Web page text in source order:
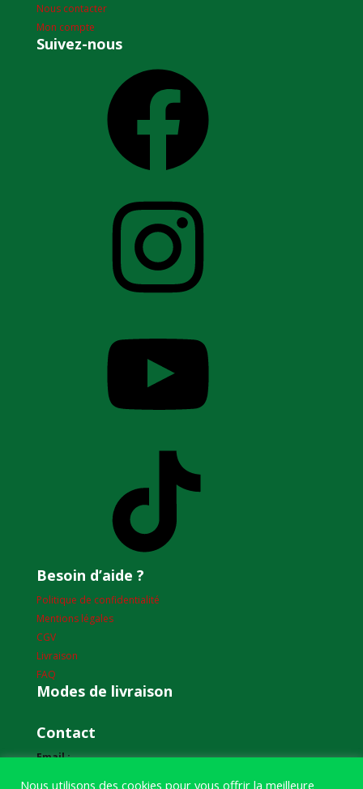
Nous contacter
Mon compte
Suivez-nous
Besoin d’aide ?
Politique de confidentialité
Mentions légales
CGV
Livraison
FAQ
Modes de livraison
Contact
Email :
Nous utilisons des cookies pour vous offrir la meilleure